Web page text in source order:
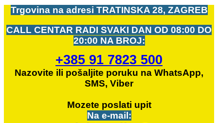
Trgovina na adresi TRATINSKA 28, ZAGREB
CALL CENTAR RADI SVAKI DAN OD 08:00 DO
20:00 NA BROJ:
+385 91 7823 500
Nazovite ili pošaljite poruku na WhatsApp,
SMS, Viber
Mozete poslati upit
Na e-mail: